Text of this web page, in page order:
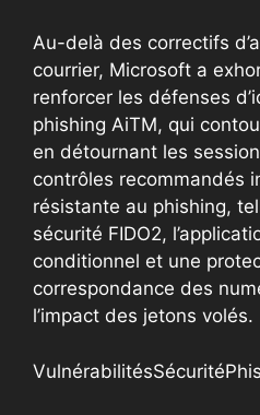
Au-delà des correctifs
courrier, Microsoft a
renforcer les défenses
phishing AiTM, qui
en détournant les
contrôles recommandés
résistante au phishing,
sécurité FIDO2,
conditionnel et une
correspondance des
l’impact des jetons volés.
VulnérabilitésSécurité